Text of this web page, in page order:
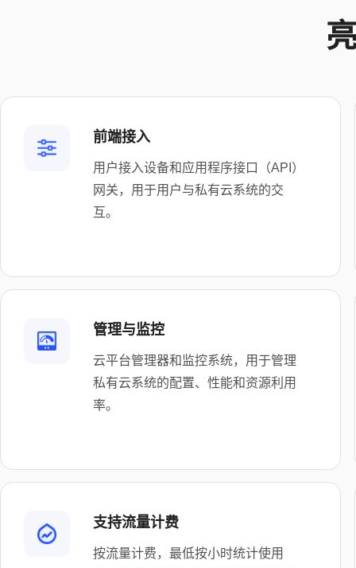
前端接入
用户接入设备和应用程序接口（API）
网关，用于用户与私有云系统的交
互。
管理与监控
云平台管理器和监控系统，用于管理
私有云系统的配置、性能和资源利用
率。
支持流量计费
按流量计费，最低按小时统计使用